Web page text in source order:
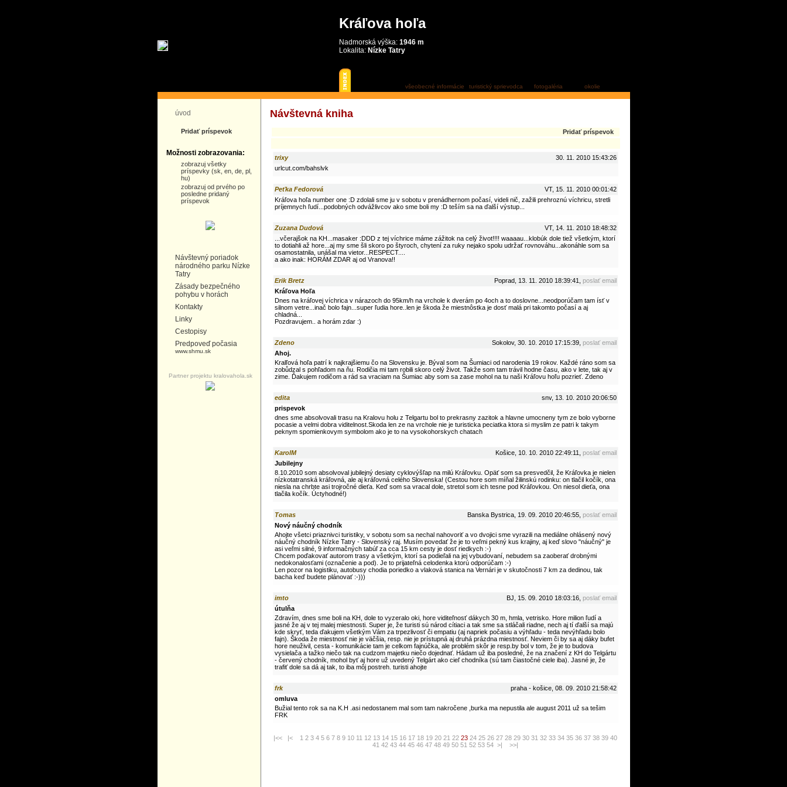
Kráľova hoľa
Nadmorská výška: 1946 m
Lokalita: Nízke Tatry
všeobecné informácie turistický sprievodca fotogaléria okolie
úvod
Pridať príspevok
Možnosti zobrazovania:
zobrazuj všetky
príspevky (sk, en, de, pl,
hu)
zobrazuj od prvého po
posledne pridaný
príspevok
Návštevný poriadok
národného parku Nízke
Tatry
Zásady bezpečného
pohybu v horách
Kontakty
Linky
Cestopisy
Predpoveď počasia
www.shmu.sk
Partner projektu kralovahola.sk
Návštevná kniha
Pridať príspevok
trixy
30. 11. 2010 15:43:26
urlcut.com/bahslvk
Peťka Fedorová
VT, 15. 11. 2010 00:01:42
Kráľova hoľa number one :D zdolali sme ju v sobotu v prenádhernom počasí, videli nič, zažili prehroznú víchricu, stretli
príjemnych ľudí...podobných odvážlivcov ako sme boli my :D teším sa na ďalší výstup...
Zuzana Dudová
VT, 14. 11. 2010 18:48:32
...včerajšok na KH...masaker :DDD z tej víchrice máme zážitok na celý život!!!! waaaau...klobúk dole tiež všetkým, ktorí
to dotiahli až hore...aj my sme šli skoro po štyroch, chytení za ruky nejako spolu udržať rovnováhu...akonáhle som sa
osamostatnila, unášal ma vietor...RESPECT....
a ako inak: HORÁM ZDAR aj od Vranova!!
Erik Bretz Poprad, 13. 11. 2010 18:39:41, poslať email
Kráľova Hoľa
Dnes na kráľovej víchrica v nárazoch do 95km/h na vrchole k dverám po 4och a to doslovne...neodporúčam tam ísť v
silnom vetre...inač bolo fajn...super ľudia hore..len je škoda že miestnôstka je dosť malá pri takomto počasí a aj
chladná...
Pozdravujem.. a horám zdar :)
Zdeno Sokolov, 30. 10. 2010 17:15:39, poslať email
Ahoj.
Kralľová hoľa patrí k najkrajšiemu čo na Slovensku je. Býval som na Šumiaci od narodenia 19 rokov. Každé ráno som sa
zobůdzal s pohľadom na ňu. Rodičia mi tam robili skoro celý život. Takže som tam trávil hodne času, ako v lete, tak aj v
zime. Ďakujem rodičom a rád sa vraciam na Šumiac aby som sa zase mohol na tu naši Kráľovu hoľu pozrieť. Zdeno
edita
snv, 13. 10. 2010 20:06:50
prispevok
dnes sme absolvovali trasu na Kralovu holu z Telgartu bol to prekrasny zazitok a hlavne umocneny tym ze bolo vyborne
pocasie a velmi dobra viditelnost.Skoda len ze na vrchole nie je turisticka peciatka ktora si myslim ze patri k takym
peknym spomienkovym symbolom ako je to na vysokohorskych chatach
KarolM Košice, 10. 10. 2010 22:49:11, poslať email
Jubilejny
8.10.2010 som absolvoval jubilejný desiaty cyklovýšľap na milú Kráľovku. Opäť som sa presvedčil, že Kráľovka je nielen
nízkotatranská kráľovná, ale aj kráľovná celého Slovenska! (Cestou hore som míňal žilinskú rodinku: on tlačil kočík, ona
niesla na chrbte asi trojročné dieťa. Keď som sa vracal dole, stretol som ich tesne pod Kráľovkou. On niesol dieťa, ona
tlačila kočík. Úctyhodné!)
Tomas Banska Bystrica, 19. 09. 2010 20:46:55, poslať email
Nový náučný chodník
Ahojte všetci priaznivci turistiky, v sobotu som sa nechal nahovoriť a vo dvojici sme vyrazili na mediálne ohlásený nový
náučný chodník Nízke Tatry - Slovenský raj. Musím povedať že je to veľmi pekný kus krajiny, aj keď slovo "náučný" je
asi veľmi silné, 9 informačných tabúľ za cca 15 km cesty je dosť riedkych :-)
Chcem poďakovať autorom trasy a všetkým, ktorí sa podieľali na jej vybudovaní, nebudem sa zaoberať drobnými
nedokonalosťami (označenie a pod). Je to prijateľná celodenka ktorú odporúčam :-)
Len pozor na logistiku, autobusy chodia poriedko a vlaková stanica na Vernári je v skutočnosti 7 km za dedinou, tak
bacha keď budete plánovať :-)))
imto BJ, 15. 09. 2010 18:03:16, poslať email
útulňa
Zdravím, dnes sme boli na KH, dole to vyzeralo oki, hore viditeľnosť dákych 30 m, hmla, vetrisko. Hore milion ľudí a
jasné že aj v tej malej miestnosti. Super je, že turisti sú národ cítiaci a tak sme sa stláčali riadne, nech aj tí ďalší sa majú
kde skryť, teda ďakujem všetkým Vám za trpezlivosť či empatiu (aj napriek počasiu a výhľadu - teda nevýhľadu bolo
fajn). Škoda že miestnosť nie je väčšia, resp. nie je prístupná aj druhá prázdna miestnosť. Neviem či by sa aj dáky bufet
hore neuživil, cesta - komunikácie tam je celkom fajnúčka, ale problém skôr je resp.by bol v tom, že je to budova
vysielača a tažko niečo tak na cudzom majetku niečo dojednať. Hádam už iba posledné, že na značení z KH do Telgártu
- červený chodník, mohol byť aj hore už uvedený Telgárt ako cieľ chodníka (sú tam čiastočné ciele iba). Jasné je, že
trafiť dole sa dá aj tak, to iba môj postreh. turisti ahojte
frk
praha - košice, 08. 09. 2010 21:58:42
omluva
Bužial tento rok sa na K.H .asi nedostanem mal som tam nakročene ,burka ma nepustila ale august 2011 už sa tešim
FRK
|<< |< 1 2 3 4 5 6 7 8 9 10 11 12 13 14 15 16 17 18 19 20 21 22 23 24 25 26 27 28 29 30 31 32 33 34 35 36 37 38 39 40
41 42 43 44 45 46 47 48 49 50 51 52 53 54 >| >>|